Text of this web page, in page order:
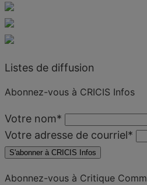
Listes de diffusion
Abonnez-vous à CRICIS Infos
Votre nom*
Votre adresse de courriel*
S'abonner à CRICIS Infos
Abonnez-vous à Critique Comm